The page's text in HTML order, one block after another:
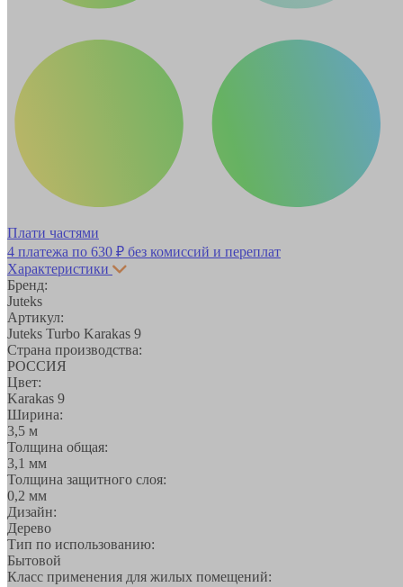
Плати частями
4 платежа по 630 ₽ без комиссий и переплат
Характеристики
Бренд:
Juteks
Артикул:
Juteks Turbo Karakas 9
Страна производства:
РОССИЯ
Цвет:
Karakas 9
Ширина:
3,5 м
Толщина общая:
3,1 мм
Толщина защитного слоя:
0,2 мм
Дизайн:
Дерево
Тип по использованию:
Бытовой
Класс применения для жилых помещений: